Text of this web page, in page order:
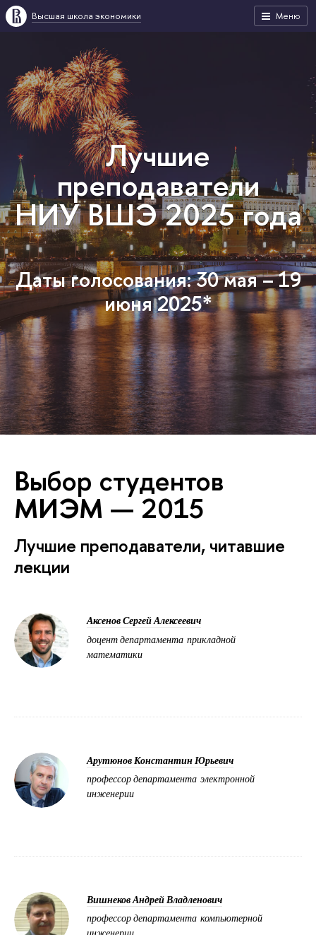
Меню
Высшая школа экономики
Лучшие
преподаватели
НИУ ВШЭ 2025 года
Даты голосования: 30 мая – 19
июня 2025*
Выбор студентов
МИЭМ — 2015
Лучшие преподаватели, читавшие
лекции
Аксенов Сергей Алексеевич
доцент департамента прикладной
математики
Арутюнов Константин Юрьевич
профессор департамента электронной
инженерии
Вишнеков Андрей Владленович
профессор департамента компьютерной